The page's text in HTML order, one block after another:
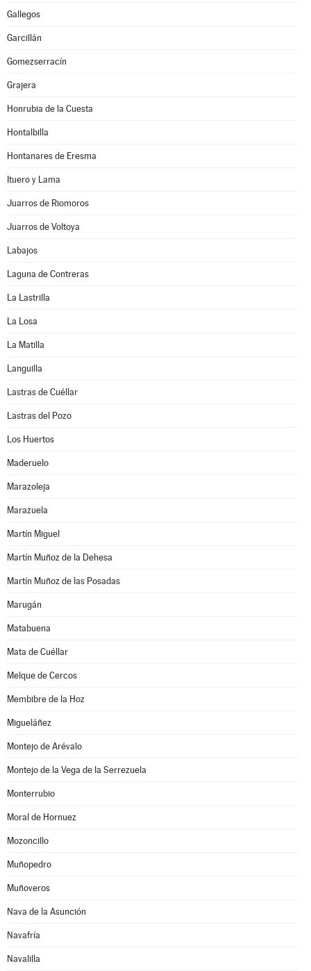
Gallegos
Garcillán
Gomezserracín
Grajera
Honrubia de la Cuesta
Hontalbilla
Hontanares de Eresma
Ituero y Lama
Juarros de Riomoros
Juarros de Voltoya
Labajos
Laguna de Contreras
La Lastrilla
La Losa
La Matilla
Languilla
Lastras de Cuéllar
Lastras del Pozo
Los Huertos
Maderuelo
Marazoleja
Marazuela
Martín Miguel
Martín Muñoz de la Dehesa
Martín Muñoz de las Posadas
Marugán
Matabuena
Mata de Cuéllar
Melque de Cercos
Membibre de la Hoz
Migueláñez
Montejo de Arévalo
Montejo de la Vega de la Serrezuela
Monterrubio
Moral de Hornuez
Mozoncillo
Muñopedro
Muñoveros
Nava de la Asunción
Navafría
Navalilla